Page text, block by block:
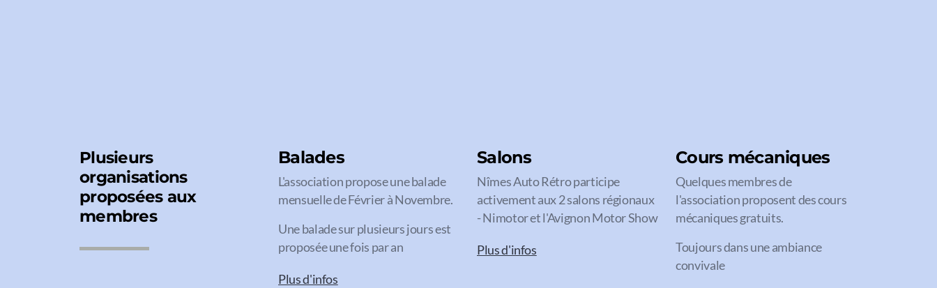
Plusieurs
organisations
proposées aux
membres
Balades
L'association propose une balade
mensuelle de Février à Novembre.
Une balade sur plusieurs jours est
proposée une fois par an
Plus d'infos
Salons
Nîmes Auto Rétro participe
activement aux 2 salons régionaux
- Nimotor et l'Avignon Motor Show
Plus d'infos
Cours mécaniques
Quelques membres de
l'association proposent des cours
mécaniques gratuits.
Toujours dans une ambiance
convivale